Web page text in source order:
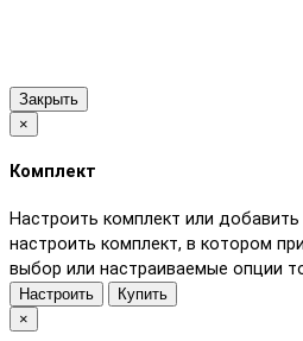
Закрыть
×
Комплект
Настроить комплект или добавить
настроить комплект, в котором
выбор или настраиваемые опции
Настроить
Купить
×